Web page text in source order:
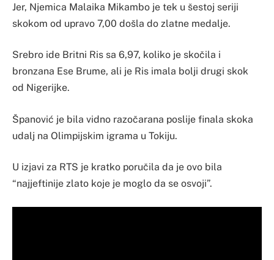
Jer, Njemica Malaika Mikambo je tek u šestoj seriji
skokom od upravo 7,00 došla do zlatne medalje.
Srebro ide Britni Ris sa 6,97, koliko je skočila i
bronzana Ese Brume, ali je Ris imala bolji drugi skok
od Nigerijke.
Španović je bila vidno razočarana poslije finala skoka
udalj na Olimpijskim igrama u Tokiju.
U izjavi za RTS je kratko poručila da je ovo bila
“najjeftinije zlato koje je moglo da se osvoji”.